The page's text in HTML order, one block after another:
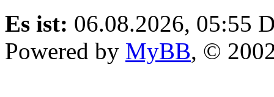
Es ist: 06.08.2026, 05:55
Powered by MyBB, ©